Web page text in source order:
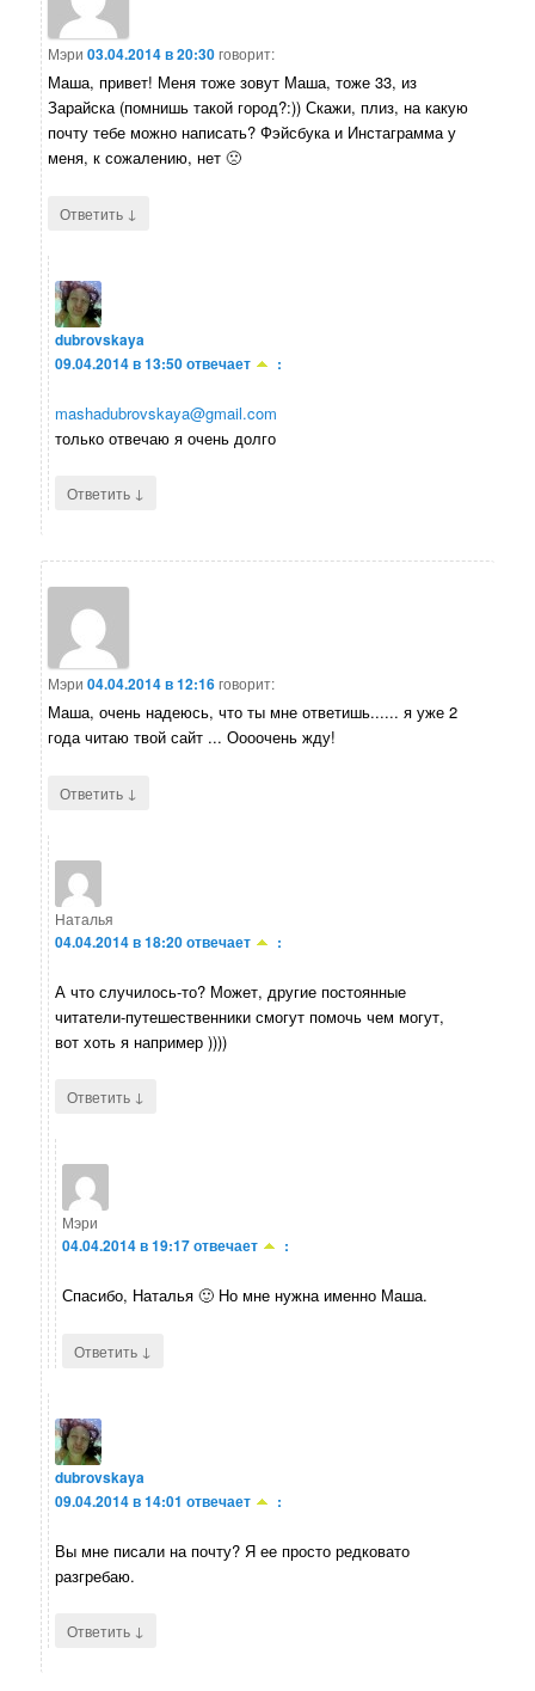
Мэри 03.04.2014 в 20:30говорит:
Маша, привет! Меня тоже зовут Маша, тоже 33, из
Зарайска (помнишь такой город?:)) Скажи, плиз, на какую
почту тебе можно написать? Фэйсбука и Инстаграмма у
меня, к сожалению, нет 🙁
Ответить ↓
dubrovskaya
09.04.2014 в 13:50отвечает :
mashadubrovskaya@gmail.com
только отвечаю я очень долго
Ответить ↓
Мэри 04.04.2014 в 12:16говорит:
Маша, очень надеюсь, что ты мне ответишь...... я уже 2
года читаю твой сайт ... Оооочень жду!
Ответить ↓
Наталья
04.04.2014 в 18:20отвечает :
А что случилось-то? Может, другие постоянные
читатели-путешественники смогут помочь чем могут,
вот хоть я например ))))
Ответить ↓
Мэри
04.04.2014 в 19:17отвечает :
Спасибо, Наталья 🙂 Но мне нужна именно Маша.
Ответить ↓
dubrovskaya
09.04.2014 в 14:01 отвечает :
Вы мне писали на почту? Я ее просто редковато
разгребаю.
Ответить ↓